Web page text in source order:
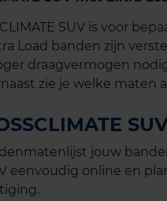
SUV is voor
Load banden zijn
draagvermogen
zie je welke maten
jouw
eenvoudig online en